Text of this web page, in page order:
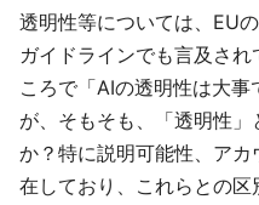
透明性等については、EU
ガイドラインでも言及さ
ころで「AIの透明性は大
が、そもそも、「透明性
か？特に説明可能性、ア
在しており、これらとの